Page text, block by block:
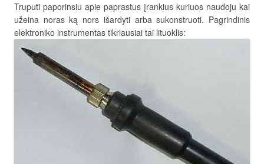
Truputi paporinsiu apie paprastus įrankius kuriuos naudoju kai
užeina noras ką nors išardyti arba sukonstruoti. Pagrindinis
elektroniko instrumentas tikriausiai tai lituoklis: